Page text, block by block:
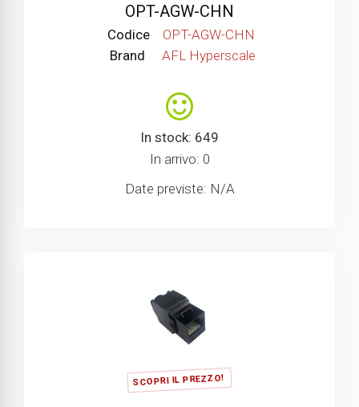
OPT-AGW-CHN
Codice
OPT-AGW-CHN
Brand
AFL Hyperscale
In stock: 649
In arrivo: 0
Date previste: N/A
SCOPRI IL PREZZO!